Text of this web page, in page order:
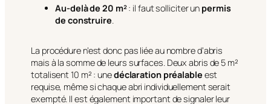
Au-delà de 20 m²: il faut solliciter un permis
de construire.
La procédure n’est donc pas liée au nombre d’abris
mais à la somme de leurs surfaces. Deux abris de 5 m²
totalisent 10 m² : unedéclaration préalable est
requise, même si chaque abri individuellement serait
exempté. Il est également important de signaler leur